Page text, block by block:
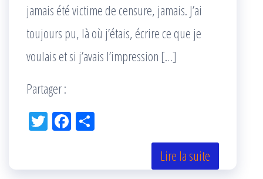
jamais été victime de censure, jamais. J’ai
toujours pu, là où j’étais, écrire ce que je
voulais et si j’avais l’impression […]
Partager :
Tw Fac
Lire la suite